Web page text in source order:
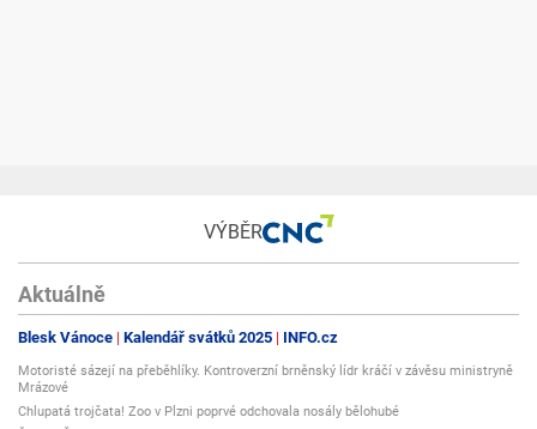
VÝBĚR
Aktuálně
Blesk Vánoce Kalendář svátků 2025 INFO.cz
Motoristé sázejí na přeběhlíky. Kontroverzní brněnský lídr kráčí v závěsu ministryně
Mrázové
Chlupatá trojčata! Zoo v Plzni poprvé odchovala nosály bělohubé